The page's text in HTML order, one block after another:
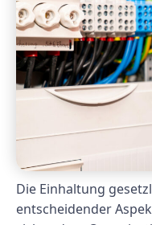
Die Einhaltung
entscheidender